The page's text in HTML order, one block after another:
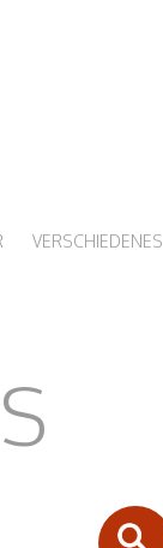
VERSCHIEDENES